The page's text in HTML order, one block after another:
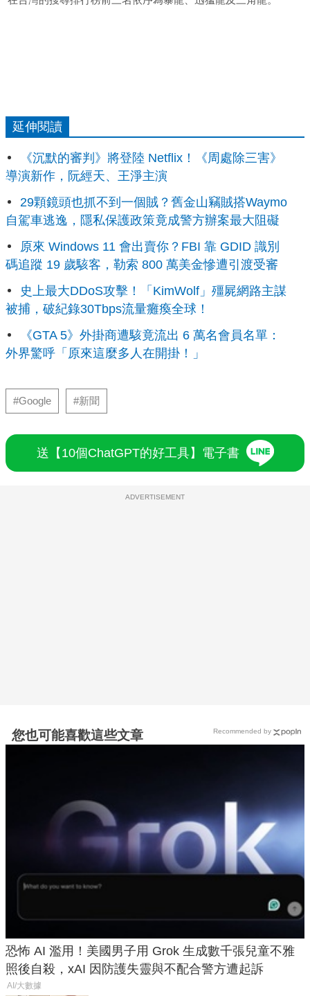
延伸閱讀
《沉默的審判》將登陸 Netflix！《周處除三害》
導演新作，阮經天、王淨主演
29顆鏡頭也抓不到一個賊？舊金山竊賊搭Waymo
自駕車逃逸，隱私保護政策竟成警方辦案最大阻礙
原來 Windows 11 會出賣你？FBI 靠 GDID 識別
碼追蹤 19 歲駭客，勒索 800 萬美金慘遭引渡受審
史上最大DDoS攻擊！「KimWolf」殭屍網路主謀
被捕，破紀錄30Tbps流量癱瘓全球！
《GTA 5》外掛商遭駭竟流出 6 萬名會員名單：
外界驚呼「原來這麼多人在開掛！」
#Google #新聞
送【10個ChatGPT的好工具】電子書
ADVERTISEMENT
您也可能喜歡這些文章
恐怖 AI 濫用！美國男子用 Grok 生成數千張兒童不雅
照後自殺，xAI 因防護失靈與不配合警方遭起訴
AI/大數據
Recommended by